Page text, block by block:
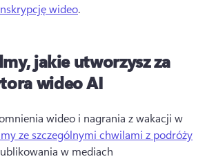
wideo.
jakie utworzysz za
wideo AI
wideo i nagrania z wakacji w
ze szczególnymi chwilami z podróży
w mediach